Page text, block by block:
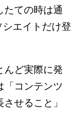
たての時は通
エイトだけ登
んど実際に発
「コンテンツ
せること」